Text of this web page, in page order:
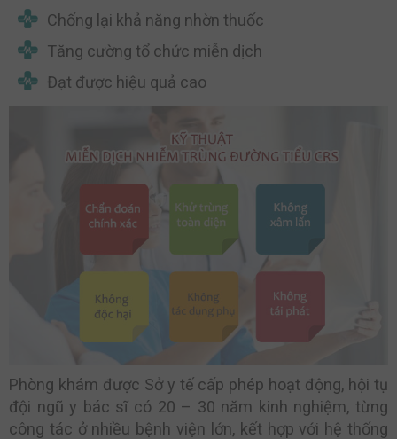
Chống lại khả năng nhờn thuốc
Tăng cường tổ chức miễn dịch
Đạt được hiệu quả cao
Phòng khám được Sở y tế cấp phép hoạt động, hội tụ
đội ngũ y bác sĩ có 20 – 30 năm kinh nghiệm, từng
công tác ở nhiều bệnh viện lớn, kết hợp với hệ thống